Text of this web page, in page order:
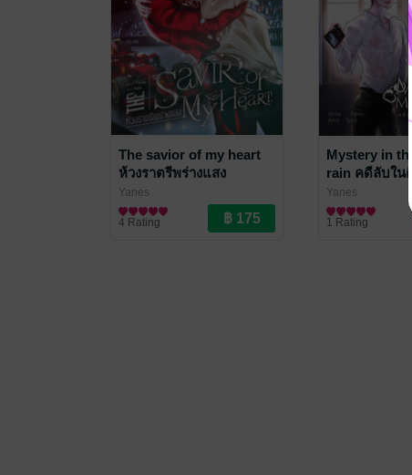
The savior of my heart
ห้วงราตรีพร่างแสง
Yanes
นิยายวาย Boy Love / Yaoi
4 Rating
Mystery in
rain คดีลับใน
Yanes
นิยายวาย Boy
1 Rating